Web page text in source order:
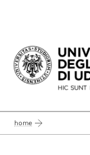
Passa al
home